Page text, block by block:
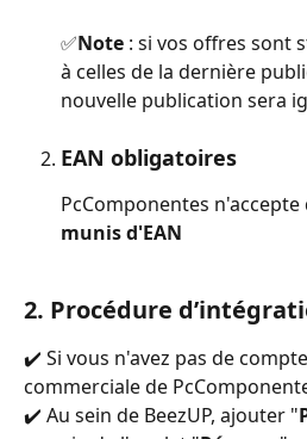
✅Note : si vos offres sont
à celles de la dernière
nouvelle publication sera
EAN obligatoires
PcComponentes
munis d'EAN
2. Procédure
✔️ Si vous n'avez pas de
commerciale de
✔️ Au sein de BeezUP, ajouter "